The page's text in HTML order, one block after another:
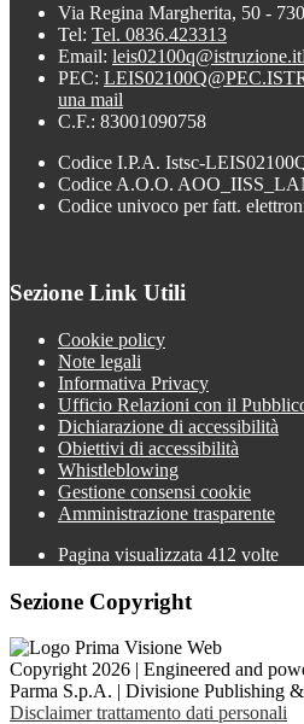
Via Regina Margherita, 50 -
Tel: Tel. 0836.423313
Email: leis02100q@istruzione.it
PEC:
una mail
C.F.: 83001090758
Codice I.P.A. Istsc-
Codice A.O.O.
Codice univoco per fatt.
Sezione Link Utili
Cookie policy
Note legali
Informativa Privacy
Ufficio Relazioni con il
Dichiarazione di accessibilità
Obiettivi di accessibilità
Whistleblowing
Gestione consensi cookie
Amministrazione trasparente
Pagina visualizzata 412 volte
Sezione Copyright
Copyright 2026 | Engineered and
Parma S.p.A. | Divisione Publishing
Disclaimer trattamento dati personali